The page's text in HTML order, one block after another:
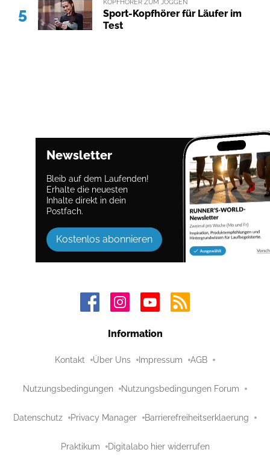
5
Sport-Kopfhörer für Läufer im
Test
Newsletter
Bleib auf dem Laufenden!
Erhalte die neuesten
Inhalte direkt in dein
Postfach.
Kostenlos abonnieren
Information
Kontakt Über Uns Impressum AGB
Nutzungsbedingungen Nutzungsbedingungen Forum
Datenschutz Privacy Manager Barrierefreiheitserklaerung
Praktikum Digitalabo hier widerrufen